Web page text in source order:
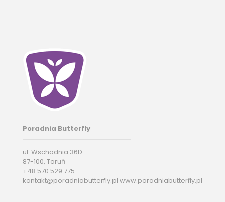
Poradnia Butterfly
ul. Wschodnia 36D
87-100, Toruń
+48 570 529 775
kontakt@poradniabutterfly.pl www.poradniabutterfly.pl